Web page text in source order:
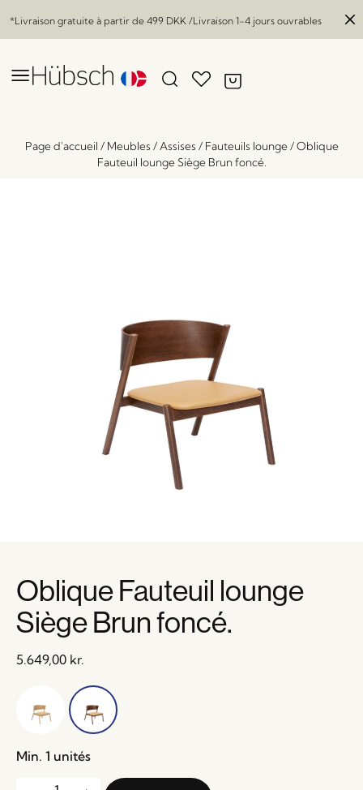
*Livraison gratuite à partir de 499 DKK /Livraison 1-4 jours ouvrables
Page d'accueil / Meubles / Assises / Fauteuils lounge/Oblique
Fauteuil lounge Siège Brun foncé.
Oblique Fauteuil lounge
Siège Brun foncé.
5.649,00 kr.
Min. 1 unités